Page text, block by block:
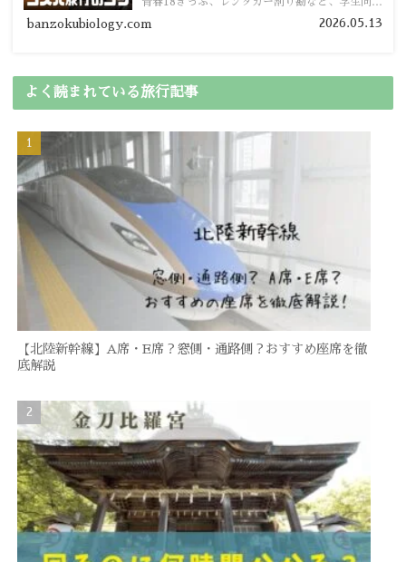
banzokubiology.com 2026.05.13
よく読まれている旅行記事
【北陸新幹線】A席・E席？窓側・通路側？おすすめ座席を徹
底解説